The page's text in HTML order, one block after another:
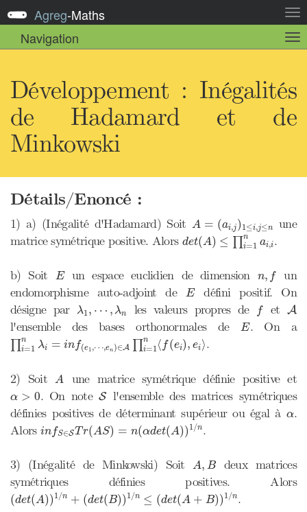
la
Agreg-Maths
Navigation
la
Développement : Inégalités
de Hadamard et de
Minkowski
Détails/Enoncé :
1) a) (Inégalité d'Hadamard) SoitA = (ai,j) 1 ≤i,j≤n
A a 1
une
matrice symétrique positive. Alors det(A) ≤ ∏n
i=1 ai,i
d t ( A) ≤ ∏i=1nai,i.
b) Soit E
Eun espace euclidien de dimension n, f
n
un
endomorphisme auto-adjoint de
E
Edéfini positif. On
désigne par
λ1 , ⋯ , λn
λ n les valeurs propres de f
f et A
A
l'ensemble des bases orthonormales deE
E. On a
∏n
i=1 λi = inf(e1 ,⋯,en )∈A ∏n
i=1⟨ f(ei), ei⟩
∏i= n i ( ∈A i =1 n e .
2) SoitA
A une matrice symétrique définie positive et
α > 0
α > . On noteS
Sl'ensemble des matrices symétriques
définies positives de déterminant supérieur ou égal à α
α.
Alors infS∈ST r(AS) = n(αdet(A)) 1/n
in fS ST r( A S) α et A ) ) 1/n.
3) (Inégalité de Minkowski) SoitA, B
A B
deux matrices
symétriques définies positives. Alors
(det(A)) 1/n + (det(B)) 1/n ≤ (det(A + B)) 1/n
(d ( A))1/ ( d t(B ) )1/ (de ( A )) 1 / n.